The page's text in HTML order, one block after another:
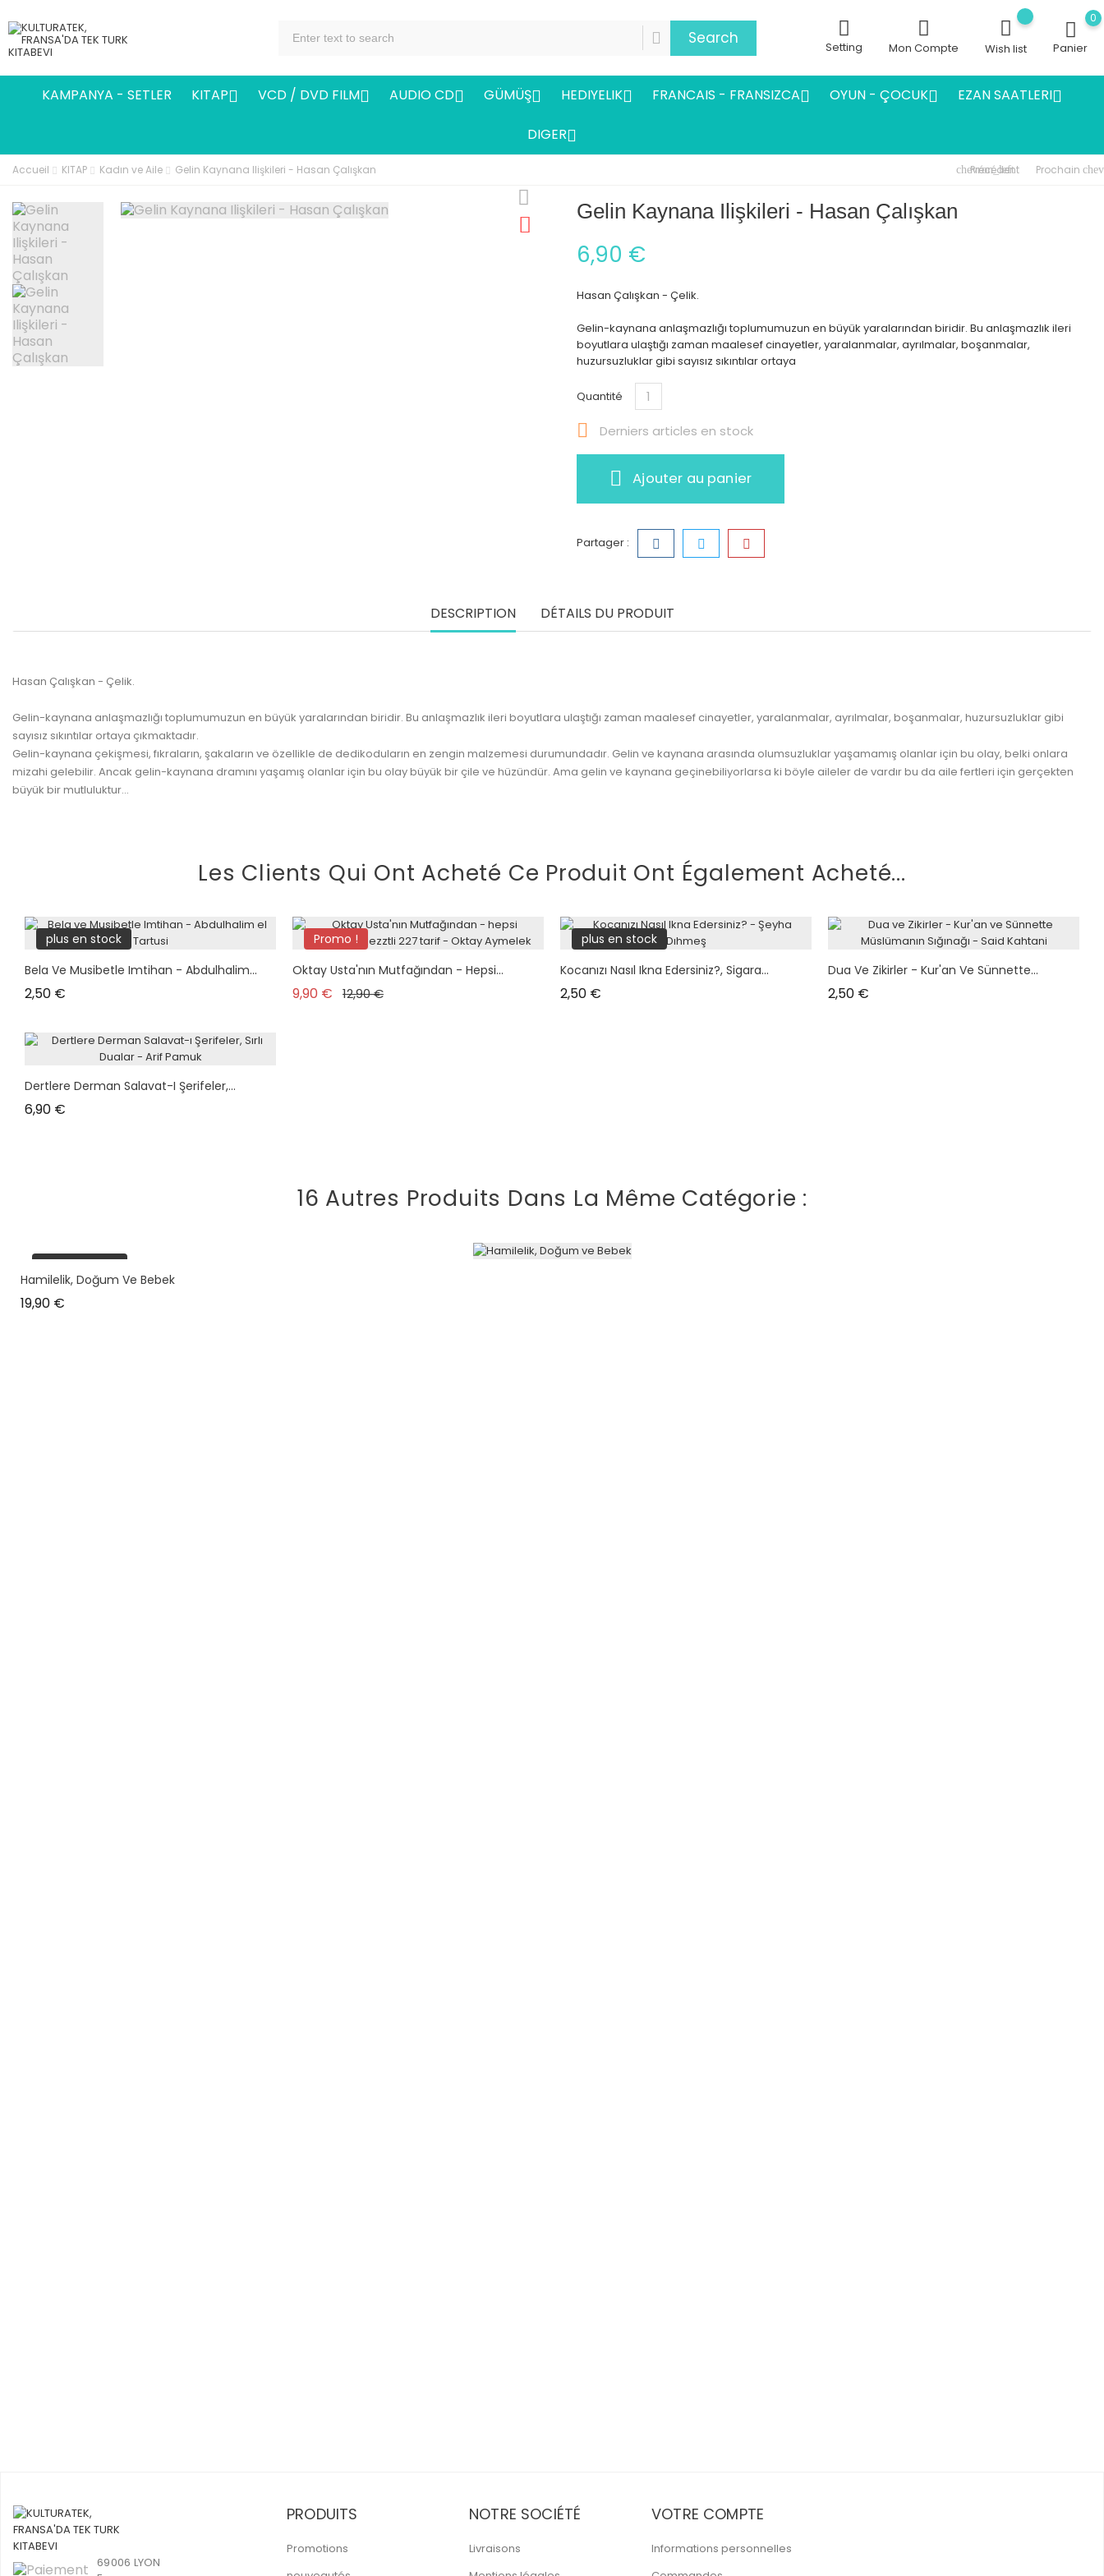
Search Setting Mon Compte Wish list
0
Panier
KAMPANYA - SETLER KITAP VCD / DVD FILM AUDIO CD GÜMÜŞ HEDIYELIK FRANCAIS - FRANSIZCA OYUN - ÇOCUK EZAN SAATLERI
DIGER
Accueil KITAP Kadın ve Aile Gelin Kaynana Ilişkileri - Hasan Çalışkan chevron_left
Précédent Prochain
Gelin Kaynana Ilişkileri - Hasan Çalışkan
6,90 €
Hasan Çalışkan - Çelik.
Gelin-kaynana anlaşmazlığı toplumumuzun en büyük yaralarından biridir. Bu anlaşmazlık ileri
boyutlara ulaştığı zaman maalesef cinayetler, yaralanmalar, ayrılmalar, boşanmalar,
huzursuzluklar gibi sayısız sıkıntılar ortaya
Quantité
 Derniers articles en stock
Ajouter au panier
Partager :
DESCRIPTION DÉTAILS DU PRODUIT
Hasan Çalışkan - Çelik.
Gelin-kaynana anlaşmazlığı toplumumuzun en büyük yaralarından biridir. Bu anlaşmazlık ileri boyutlara ulaştığı zaman maalesef cinayetler, yaralanmalar, ayrılmalar, boşanmalar, huzursuzluklar gibi
sayısız sıkıntılar ortaya çıkmaktadır.
Gelin-kaynana çekişmesi, fıkraların, şakaların ve özellikle de dedikoduların en zengin malzemesi durumundadır. Gelin ve kaynana arasında olumsuzluklar yaşamamış olanlar için bu olay, belki onlara
mizahi gelebilir. Ancak gelin-kaynana dramını yaşamış olanlar için bu olay büyük bir çile ve hüzündür. Ama gelin ve kaynana geçinebiliyorlarsa ki böyle aileler de vardır bu da aile fertleri için gerçekten
büyük bir mutluluktur...
Les Clients Qui Ont Acheté Ce Produit Ont Également Acheté...
plus en stock
Bela Ve Musibetle Imtihan - Abdulhalim...
2,50 €
Promo !
Oktay Usta'nın Mutfağından - Hepsi...
9,90 € Prix de base
12,90 €Prix
plus en stock
Kocanızı Nasıl Ikna Edersiniz?, Sigara...
2,50 €
Dua Ve Zikirler - Kur'an Ve Sünnette...
2,50 €
Dertlere Derman Salavat-I Şerifeler,...
6,90 €
16 Autres Produits Dans La Même Catégorie :
plus en stock
Hamilelik, Doğum Ve Bebek
19,90 €
69006 LYON
PRODUITS
Promotions
NOTRE SOCIÉTÉ
Livraisons
VOTRE COMPTE
Informations personnelles